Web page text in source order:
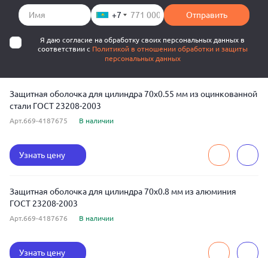
+7 Отправить
Я даю согласие на обработку своих персональных данных в
соответствии с Политикой в отношении обработки и защиты
персональных данных
Защитная оболочка для цилиндра 70x0.55 мм из оцинкованной
стали ГОСТ 23208-2003
Арт.669-4187675 В наличии
Узнать цену
Защитная оболочка для цилиндра 70x0.8 мм из алюминия
ГОСТ 23208-2003
Арт.669-4187676 В наличии
Узнать цену